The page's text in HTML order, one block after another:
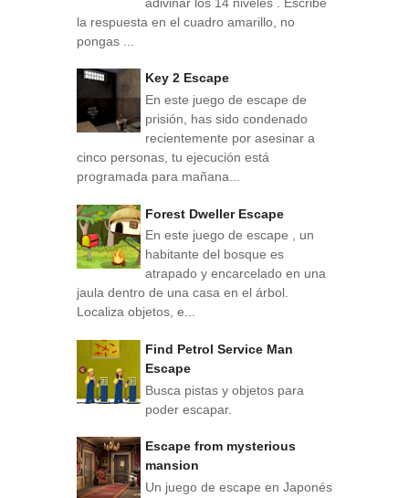
la respuesta en el cuadro amarillo, no
pongas ...
Key 2 Escape
En este juego de escape de
prisión, has sido condenado
recientemente por asesinar a
cinco personas, tu ejecución está
programada para mañana...
Forest Dweller Escape
En este juego de escape , un
habitante del bosque es
atrapado y encarcelado en una
jaula dentro de una casa en el árbol.
Localiza objetos, e...
Find Petrol Service Man
Escape
Busca pistas y objetos para
poder escapar.
Escape from mysterious
mansion
Un juego de escape en Japonés